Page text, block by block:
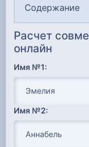
Содержание
Расчет
онлайн
Имя №1:
Имя №2: